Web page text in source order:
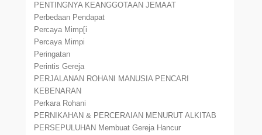
PENTINGNYA KEANGGOTAAN JEMAAT
Perbedaan Pendapat
Percaya Mimp[i
Percaya Mimpi
Peringatan
Perintis Gereja
PERJALANAN ROHANI MANUSIA PENCARI
KEBENARAN
Perkara Rohani
PERNIKAHAN & PERCERAIAN MENURUT ALKITAB
PERSEPULUHAN Membuat Gereja Hancur